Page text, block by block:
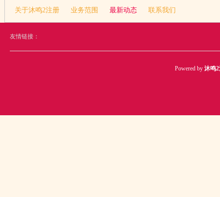
关于沐鸣2注册 业务范围 最新动态 联系我们
友情链接：
Powered by 沐鸣